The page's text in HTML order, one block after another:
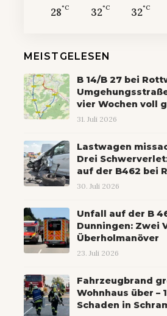
28°C 32°C 32°C
MEISTGELESEN
B 14/B 27 bei
vier Wochen voll
31. Juli 2026
Lastwagen
Drei
auf der B462 bei
30. Juli 2026
Unfall auf der B
Dunningen: Zwei
Überholmanöver
23. Juli 2026
Fahrzeugbrand
Wohnhaus über –
Schaden in